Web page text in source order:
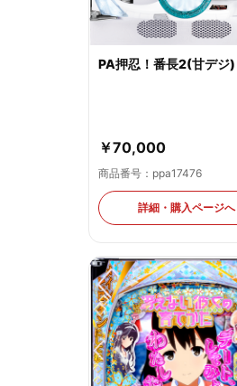
PA押忍！番長2(甘デジ)
￥70,000
商品番号：ppa17476
詳細・購入ページへ